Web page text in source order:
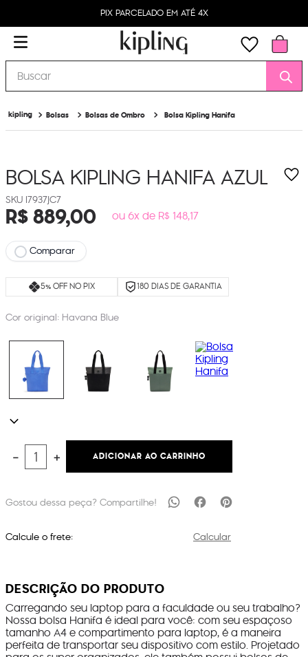
PIX PARCELADO EM ATÉ 4X
Buscar
Bolsas Bolsas de Ombro Bolsa Kipling Hanifa
BOLSA KIPLING HANIFAAZUL
I7937JC7
R$889,00 ou 6x de R$ 148,17
Comparar
5% OFF NO PIX 180 DIAS DE GARANTIA
Cor original: Havana Blue
＋
－ ADICIONAR AO CARRINHO
Calcule o frete: Calcular
DESCRIÇÃO DO PRODUTO
Carregando seu laptop para a faculdade ou seu trabalho?
Nossa bolsa Hanifa é ideal para você: com seu espaçoso
tamanho A4 e compartimento para laptop, é a maneira
perfeita de transportar seu dispositivo com estilo. Projetado